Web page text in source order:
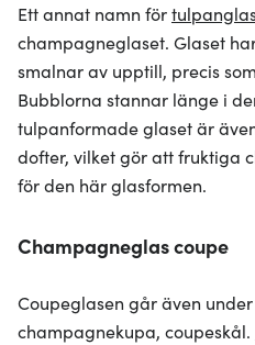
Ett annat namn för
champagneglaset. Glaset
smalnar av upptill, precis
Bubblorna stannar länge i
tulpanformade glaset är
dofter, vilket gör att fruktiga
för den här glasformen.
Champagneglas coupe
Coupeglasen går även
champagnekupa, coupeskål.